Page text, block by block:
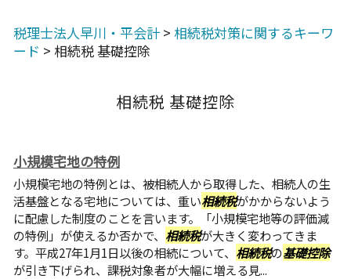
税理士法人早川・平会計 > 相続税対策に関するキーワ
ード > 相続税 基礎控除
相続税 基礎控除
小規模宅地の特例
小規模宅地の特例とは、被相続人から取得した、相続人の生
活基盤となる宅地については、重い相続税がかからないよう
に配慮した制度のことを言います。「小規模宅地等の評価減
の特例」が使えるか否かで、 相続税が大きく変わってきま
す。平成27年1月1日以後の相続について、 相続税の基礎控除
が引き下げられ、課税対象者が大幅に増える見...